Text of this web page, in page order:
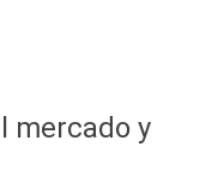
mercado y